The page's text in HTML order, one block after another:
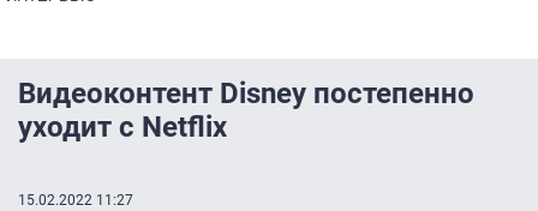
Видеоконтент Disney постепенно
уходит с Netflix
15.02.2022 11:27